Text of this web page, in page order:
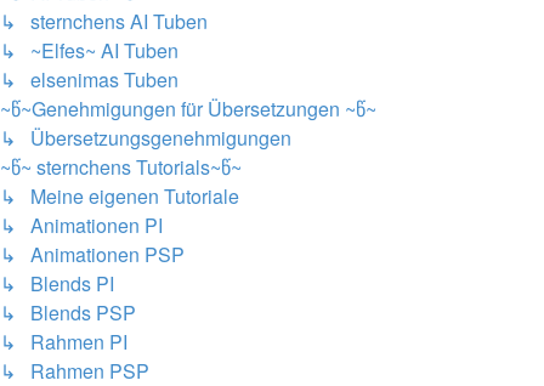
↳ sternchens AI Tuben
↳ ~Elfes~ AI Tuben
↳ elsenimas Tuben
~წ~Genehmigungen für Übersetzungen ~წ~
↳ Übersetzungsgenehmigungen
~წ~ sternchens Tutorials~წ~
↳ Meine eigenen Tutoriale
↳ Animationen PI
↳ Animationen PSP
↳ Blends PI
↳ Blends PSP
↳ Rahmen PI
↳ Rahmen PSP